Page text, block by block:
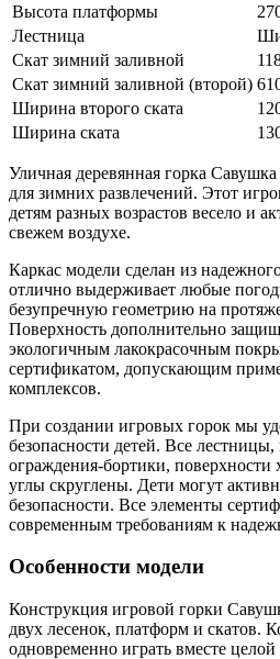
Высота платформы
Лестница
Скат зимний заливной
Скат зимний заливной (второй)
Ширина второго ската
Ширина ската
Уличная деревянная горка
для зимних развлечений. Этот
детям разных возрастов весело и
свежем воздухе.
Каркас модели сделан из
отлично выдерживает любые
безупречную геометрию на
Поверхность дополнительно
экологичным лакокрасочным
сертификатом, допускающим
комплексов.
При создании игровых горок мы
безопасности детей. Все
ограждения-бортики,
углы скруглены. Дети могут
безопасности. Все элементы
современным требованиям к
Особенности модели
Конструкция игровой горки
двух лесенок, платформ и скатов.
одновременно играть вместе целой